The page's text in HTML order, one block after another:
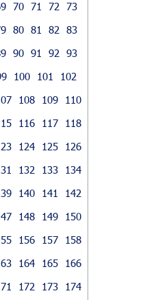
70 71 72
73
80 81 82
83
90 91 92
93
100 101
102
108 109
110
116 117
118
124 125
126
132 133
134
140 141
142
148 149
150
156 157
158
164 165
166
172 173
174